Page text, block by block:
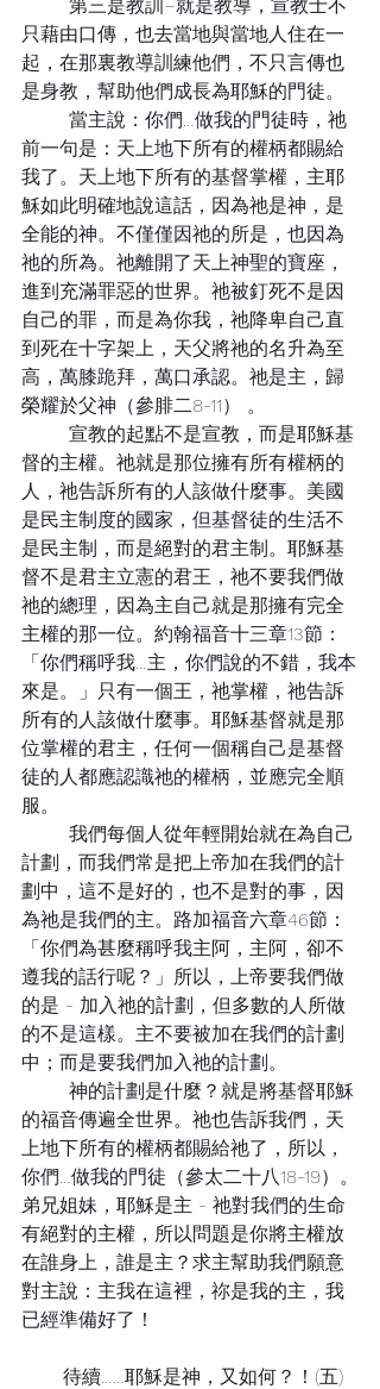
只藉由口傳，也去當地與當地人住在一
起，在那裏教導訓練他們，不只言傳也
是身教，幫助他們成長為耶穌的門徒。
前一句是：天上地下所有的權柄都賜給
我了。天上地下所有的基督掌權，主耶
穌如此明確地說這話，因為祂是神，是
全能的神。不僅僅因祂的所是，也因為
祂的所為。祂離開了天上神聖的寶座，
進到充滿罪惡的世界。祂被釘死不是因
自己的罪，而是為你我，祂降卑自己直
到死在十字架上，天父將祂的名升為至
高，萬膝跪拜，萬口承認。祂是主，歸
榮耀於父神（參腓二8-11） 。
督的主權。祂就是那位擁有所有權柄的
人，祂告訴所有的人該做什麼事。美國
是民主制度的國家，但基督徒的生活不
是民主制，而是絕對的君主制。耶穌基
督不是君主立憲的君王，祂不要我們做
祂的總理，因為主自己就是那擁有完全
主權的那一位。約翰福音十三章13節：
「你們稱呼我…主，你們說的不錯，我本
來是。」只有一個王，祂掌權，祂告訴
所有的人該做什麼事。耶穌基督就是那
位掌權的君主，任何一個稱自己是基督
徒的人都應認識祂的權柄，並應完全順
服。
計劃，而我們常是把上帝加在我們的計
劃中，這不是好的，也不是對的事，因
為祂是我們的主。路加福音六章46節：
「你們為甚麼稱呼我主阿，主阿，卻不
遵我的話行呢？」所以，上帝要我們做
的是 - 加入祂的計劃，但多數的人所做
的不是這樣。主不要被加在我們的計劃
中；而是要我們加入祂的計劃。
的福音傳遍全世界。祂也告訴我們，天
上地下所有的權柄都賜給祂了，所以，
你們…做我的門徒（參太二十八18-19）。
弟兄姐妹，耶穌是主 - 祂對我們的生命
有絕對的主權，所以問題是你將主權放
在誰身上，誰是主？求主幫助我們願意
對主說：主我在這裡，祢是我的主，我
已經準備好了！
       待續……耶穌是神，又如何？！(五)